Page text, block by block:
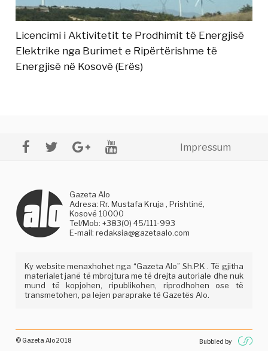
Licencimi i Aktivitetit te Prodhimit të Energjisë
Elektrike nga Burimet e Ripërtërishme të
Energjisë në Kosovë (Erës)
Impressum
Gazeta Alo
Adresa: Rr. Mustafa Kruja , Prishtinë,
Kosovë 10000
Tel/Mob: +383(0) 45/111-993
E-mail:redaksia@gazetaalo.com
Ky website menaxhohet nga “Gazeta Alo” Sh.P.K . Të gjitha
materialet janë të mbrojtura me të drejta autoriale dhe nuk
mund të kopjohen, ripublikohen, riprodhohen ose të
transmetohen, pa lejen paraprake të Gazetës Alo.
© Gazeta Alo 2018 Bubbled by